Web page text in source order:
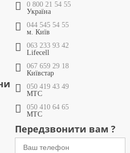
0 800 21 54 55
Україна
044 545 54 55
м. Київ
063 233 93 42
Lifecell
067 659 29 18
Київстар
050 419 43 49
МТС
050 410 64 65
МТС
Передзвонити вам ?